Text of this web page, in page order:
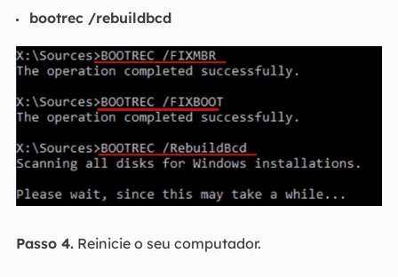
bootrec /rebuildbcd
Passo 4.Reinicie o seu computador.